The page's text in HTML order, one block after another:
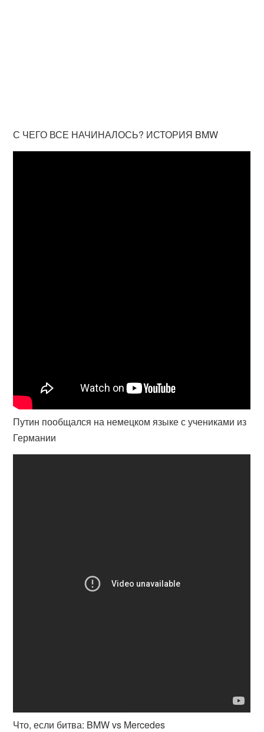
С ЧЕГО ВСЕ НАЧИНАЛОСЬ? ИСТОРИЯ BMW
Путин пообщался на немецком языке с учениками из
Германии
Что, если битва: BMW vs Mercedes